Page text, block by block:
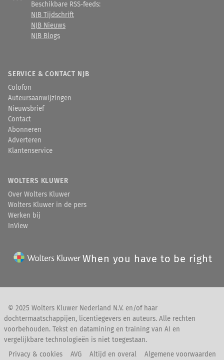
Beschikbare RSS-feeds:
NJB Tijdschrift
NJB Nieuws
NJB Blogs
SERVICE & CONTACT NJB
Colofon
Auteursaanwijzingen
Nieuwsbrief
Contact
Abonneren
Adverteren
Klantenservice
WOLTERS KLUWER
Over Wolters Kluwer
Wolters Kluwer in de pers
Werken bij
InView
When you have to be right
© 2025 Wolters Kluwer Nederland N.V. en/of haar
dochtermaatschappijen, licentiegevers en auteurs. Alle rechten
voorbehouden. Tekst en datamining en training van AI en
vergelijkbare technologieën is niet toegestaan.
Privacy & cookies
AVG Altijd en overal Algemene voorwaarden